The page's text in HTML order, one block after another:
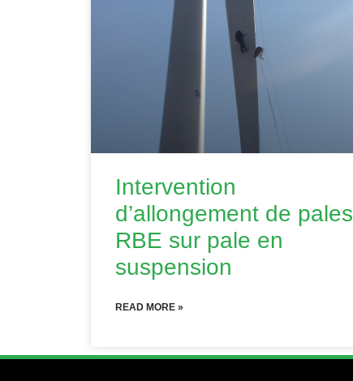
Intervention
d’allongement de pales
RBE sur pale en
suspension
READ MORE »